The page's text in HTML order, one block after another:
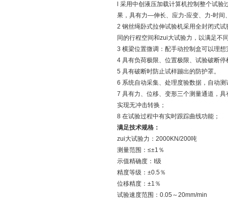
l 采用中创液压加载计算机控制整个试
果，具有力—伸长、应力-应变、力-时间
2 钢丝绳卧式拉伸试验机采用全封闭式
同的行程空间和zui大试验力，以满足不
3 横梁位置微调：配手动控制盒可以理想
4 具有负荷极限、位置极限、试验破断停
5 具有破断时防止试样蹦出的防护罩。
6 系统自动采集、处理度验数据，自动
7 具有力、位移、变形三个测量通道，
实现无冲击转换；
8 在试验过程中有实时跟踪曲线功能；
满足技术规格：
zui大试验力：2000KN/200吨
测量范围：≤±1％
示值精确度：I级
精度等级：±0.5％
位移精度：±1％
试验速度范围：0.05～20mm/min